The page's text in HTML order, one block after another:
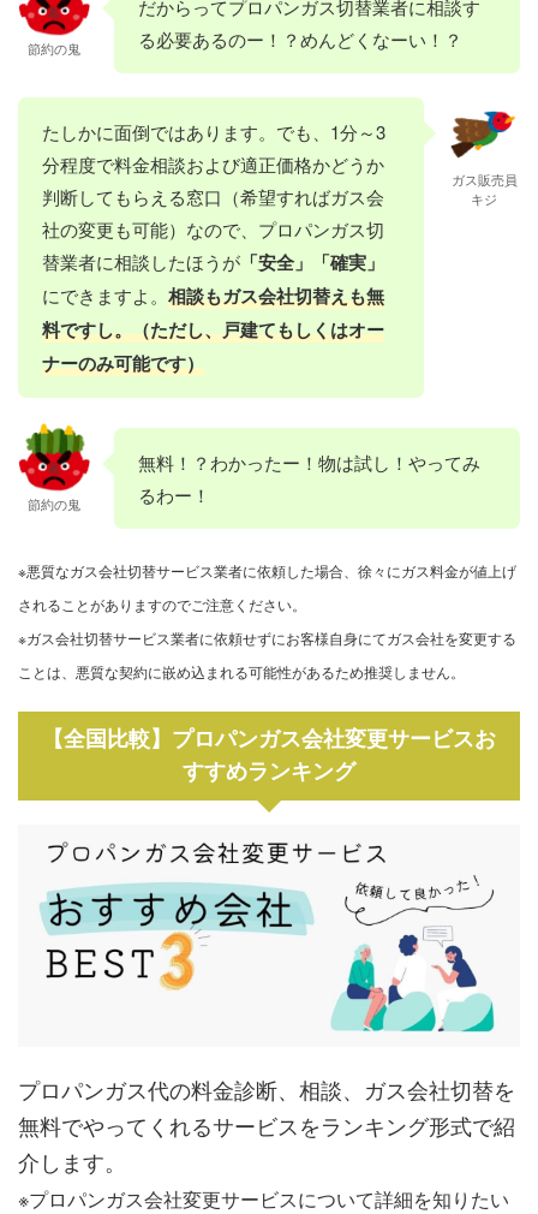
節約の鬼
だからってプロパンガス切替業者に相談す
る必要あるのー！？めんどくなーい！？
たしかに面倒ではあります。でも、1分～3
分程度で料金相談および適正価格かどうか
判断してもらえる窓口（希望すればガス会
社の変更も可能）なので、プロパンガス切
替業者に相談したほうが 「安全」「確実」
にできますよ。 相談もガス会社切替えも無
料ですし。（ただし、戸建てもしくはオー
ナーのみ可能です）
ガス販売員
キジ
節約の鬼
無料！？わかったー！物は試し！やってみ
るわー！
※悪質なガス会社切替サービス業者に依頼した場合、徐々にガス料金が値上げ
されることがありますのでご注意ください。
※ガス会社切替サービス業者に依頼せずにお客様自身にてガス会社を変更する
ことは、悪質な契約に嵌め込まれる可能性があるため推奨しません。
【全国比較】プロパンガス会社変更サービスお
すすめランキング
プロパンガス代の料金診断、相談、ガス会社切替を
無料でやってくれるサービスをランキング形式で紹
介します。
※プロパンガス会社変更サービスについて詳細を知りたい